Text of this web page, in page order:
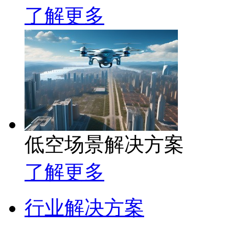
了解更多
低空场景解决方案
了解更多
行业解决方案